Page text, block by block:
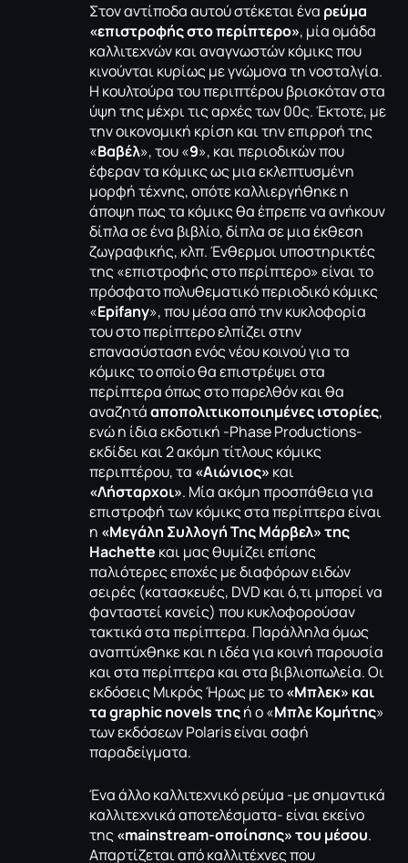
Στον αντίποδα αυτού στέκεται ένα ρεύμα
«επιστροφής στο περίπτερο», μία ομάδα
καλλιτεχνών και αναγνωστών κόμικς που
κινούνται κυρίως με γνώμονα τη νοσταλγία.
Η κουλτούρα του περιπτέρου βρισκόταν στα
ύψη της μέχρι τις αρχές των 00ς. Έκτοτε, με
την οικονομική κρίση και την επιρροή της
«Βαβέλ», του «9», και περιοδικών που
έφεραν τα κόμικς ως μια εκλεπτυσμένη
μορφή τέχνης, οπότε καλλιεργήθηκε η
άποψη πως τα κόμικς θα έπρεπε να ανήκουν
δίπλα σε ένα βιβλίο, δίπλα σε μια έκθεση
ζωγραφικής, κλπ. Ένθερμοι υποστηρικτές
της «επιστροφής στο περίπτερο» είναι το
πρόσφατο πολυθεματικό περιοδικό κόμικς
«Epifany», που μέσα από την κυκλοφορία
του στο περίπτερο ελπίζει στην
επανασύσταση ενός νέου κοινού για τα
κόμικς το οποίο θα επιστρέψει στα
περίπτερα όπως στο παρελθόν και θα
αναζητάαποπολιτικοποιημένες ιστορίες,
ενώ η ίδια εκδοτική -Phase Productions-
εκδίδει και 2 ακόμη τίτλους κόμικς
περιπτέρου, τα «Αιώνιος» και
«Λήσταρχοι». Μία ακόμη προσπάθεια για
επιστροφή των κόμικς στα περίπτερα είναι
η «Μεγάλη Συλλογή Της Μάρβελ» της
Hachette και μας θυμίζει επίσης
παλιότερες εποχές με διαφόρων ειδών
σειρές (κατασκευές, DVD και ό,τι μπορεί να
φανταστεί κανείς) που κυκλοφορούσαν
τακτικά στα περίπτερα. Παράλληλα όμως
αναπτύχθηκε και η ιδέα για κοινή παρουσία
και στα περίπτερα και στα βιβλιοπωλεία. Οι
εκδόσεις Μικρός Ήρως με το«Μπλεκ» και
τα graphic novels τηςή ο «Μπλε Κομήτης»
των εκδόσεων Polaris είναι σαφή
παραδείγματα.
Ένα άλλο καλλιτεχνικό ρεύμα -με σημαντικά
καλλιτεχνικά αποτελέσματα- είναι εκείνο
της«mainstream-οποίησης» του μέσου.
Απαρτίζεται από καλλιτέχνες που